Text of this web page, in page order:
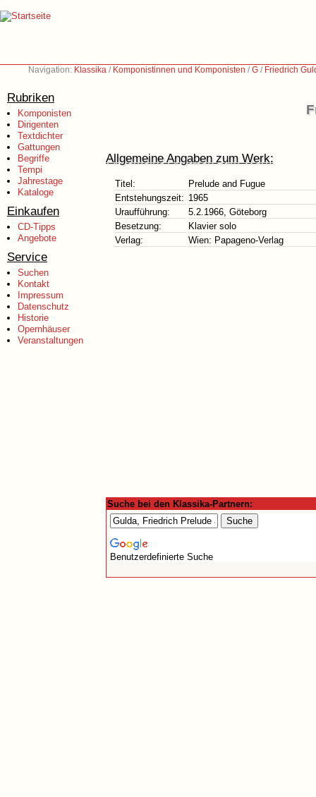
Navigation: Klassika / Komponistinnen und Komponisten /G / Friedrich
Rubriken
Komponisten
Dirigenten
Textdichter
Gattungen
Begriffe
Tempi
Jahrestage
Kataloge
Einkaufen
CD-Tipps
Angebote
Service
Suchen
Kontakt
Impressum
Datenschutz
Historie
Opernhäuser
Veranstaltungen
Allgemeine Angaben zum Werk:
Titel:
Prelude and Fugue
Entstehungszeit: 1965
Uraufführung:
5.2.1966, Göteborg
Besetzung:
Klavier solo
Verlag:
Wien: Papageno-Verlag
Suche bei den Klassika-Partnern:
Benutzerdefinierte Suche